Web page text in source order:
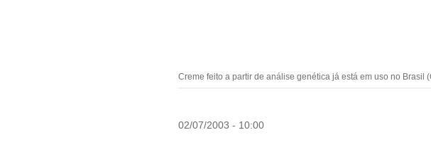
Creme feito a partir de análise genética já está em uso no Brasil
02/07/2003 - 10:00